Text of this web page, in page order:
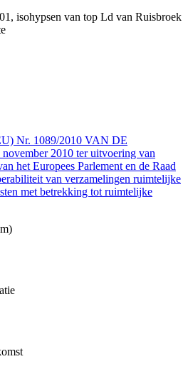
isohypsen van top Ld van Ruisbroek
Nr. 1089/2010 VAN DE
2010 ter uitvoering van
het Europees Parlement en de Raad
van verzamelingen ruimtelijke
met betrekking tot ruimtelijke